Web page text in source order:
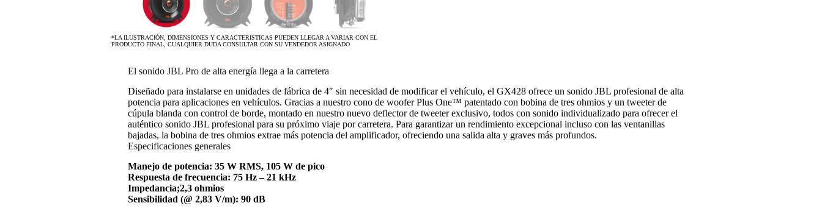
*LA ILUSTRACIÓN, DIMENSIONES Y CARACTERISTICAS PUEDEN LLEGAR A VARIAR CON EL
PRODUCTO FINAL, CUALQUIER DUDA CONSULTAR CON SU VENDEDOR ASIGNADO
El sonido JBL Pro de alta energía llega a la carretera
Diseñado para instalarse en unidades de fábrica de 4″ sin necesidad de modificar el vehículo, el GX428 ofrece un sonido JBL profesional de alta
potencia para aplicaciones en vehículos. Gracias a nuestro cono de woofer Plus One™ patentado con bobina de tres ohmios y un tweeter de
cúpula blanda con control de borde, montado en nuestro nuevo deflector de tweeter exclusivo, todos con sonido individualizado para ofrecer el
auténtico sonido JBL profesional para su próximo viaje por carretera. Para garantizar un rendimiento excepcional incluso con las ventanillas
bajadas, la bobina de tres ohmios extrae más potencia del amplificador, ofreciendo una salida alta y graves más profundos.
Especificaciones generales
Manejo de potencia: 35 W RMS, 105 W de pico
Respuesta de frecuencia: 75 Hz – 21 kHz
Impedancia;2,3 ohmios
Sensibilidad (@ 2,83 V/m): 90 dB